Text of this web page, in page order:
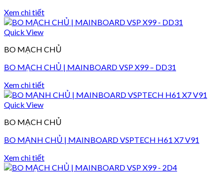
Xem chi tiết
Quick View
BO MẠCH CHỦ
BO MẠCH CHỦ | MAINBOARD VSP X99 – DD31
Xem chi tiết
Quick View
BO MẠCH CHỦ
BO MẠNH CHỦ | MAINBOARD VSPTECH H61 X7 V91
Xem chi tiết